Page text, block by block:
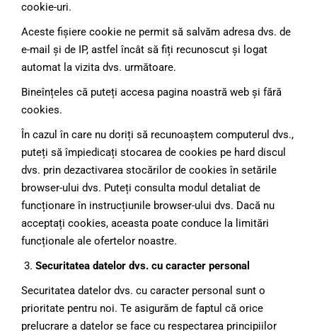
cookie-uri.
Aceste fișiere cookie ne permit să salvăm adresa dvs. de
e-mail și de IP, astfel încât să fiți recunoscut și logat
automat la vizita dvs. următoare.
Bineînțeles că puteți accesa pagina noastră web și fără
cookies.
În cazul în care nu doriți să recunoaștem computerul dvs.,
puteți să împiedicați stocarea de cookies pe hard discul
dvs. prin dezactivarea stocărilor de cookies în setările
browser-ului dvs. Puteți consulta modul detaliat de
funcționare în instrucțiunile browser-ului dvs. Dacă nu
acceptați cookies, aceasta poate conduce la limitări
funcționale ale ofertelor noastre.
Securitatea datelor dvs. cu caracter personal
Securitatea datelor dvs. cu caracter personal sunt o
prioritate pentru noi. Te asigurăm de faptul că orice
prelucrare a datelor se face cu respectarea principiilor